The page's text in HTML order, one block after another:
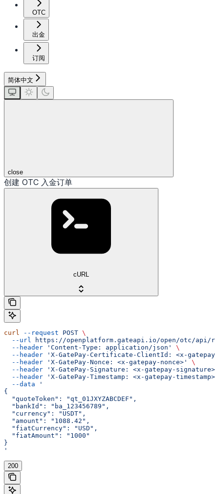
OTC
出金
订阅
简体中文
close
创建 OTC 入金订单
cURL
curl --request POST \
  --url
https://openplatform.gateapi.io/open/otc/api/
  --header
'Content-Type: application/json'
\
  --header
'X-GatePay-Certificate-ClientId: <x-
  --header
'X-GatePay-Nonce: <x-gatepay-nonce>'
\
  --header
'X-GatePay-Signature: <x-gatepay-signature>'
  --header
'X-GatePay-Timestamp: <x-gatepay-timestamp>'
  --data
'
{
  "quoteToken": "qt_01JXYZABCDEF",
  "bankId": "ba_123456789",
  "currency": "USDT",
  "amount": "1088.42",
  "fiatCurrency": "USD",
  "fiatAmount": "1000"
}
'
200